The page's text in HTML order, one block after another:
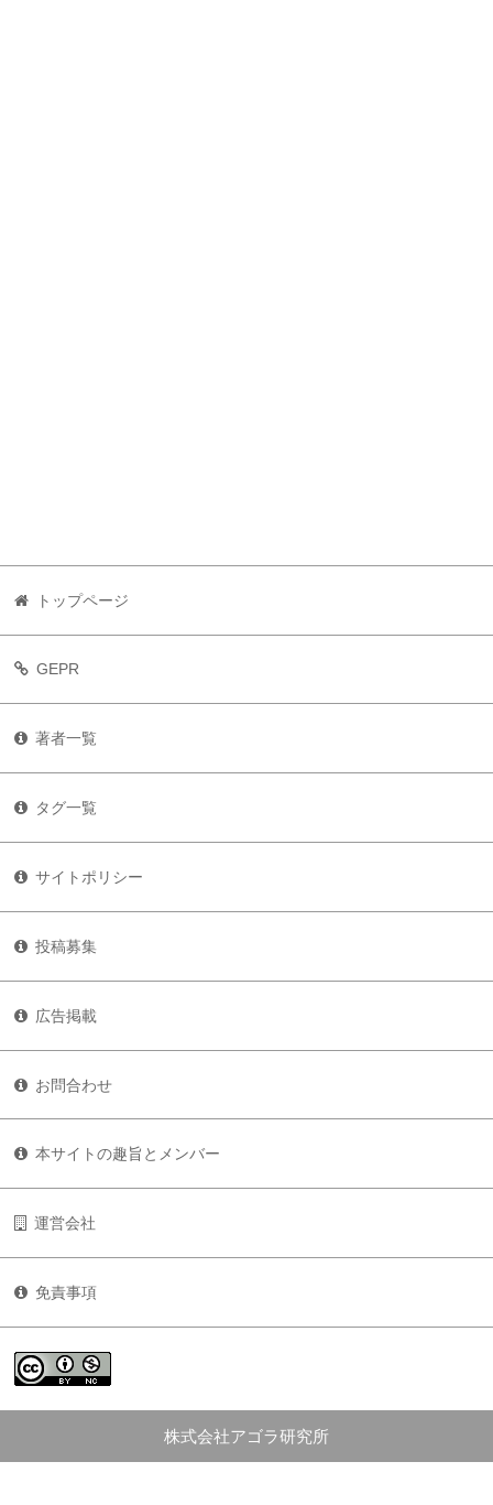
トップページ
GEPR
著者一覧
タグ一覧
サイトポリシー
投稿募集
広告掲載
お問合わせ
本サイトの趣旨とメンバー
運営会社
免責事項
株式会社アゴラ研究所